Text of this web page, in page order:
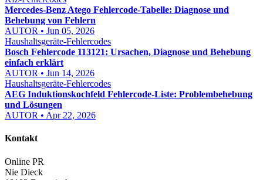
Mercedes-Benz Atego Fehlercode-Tabelle: Diagnose und
Behebung von Fehlern
AUTOR • Jun 05, 2026
Haushaltsgeräte-Fehlercodes
Bosch Fehlercode 113121: Ursachen, Diagnose und Behebung
einfach erklärt
AUTOR • Jun 14, 2026
Haushaltsgeräte-Fehlercodes
AEG Induktionskochfeld Fehlercode-Liste: Problembehebung
und Lösungen
AUTOR • Apr 22, 2026
Kontakt
Online PR
Nie Dieck